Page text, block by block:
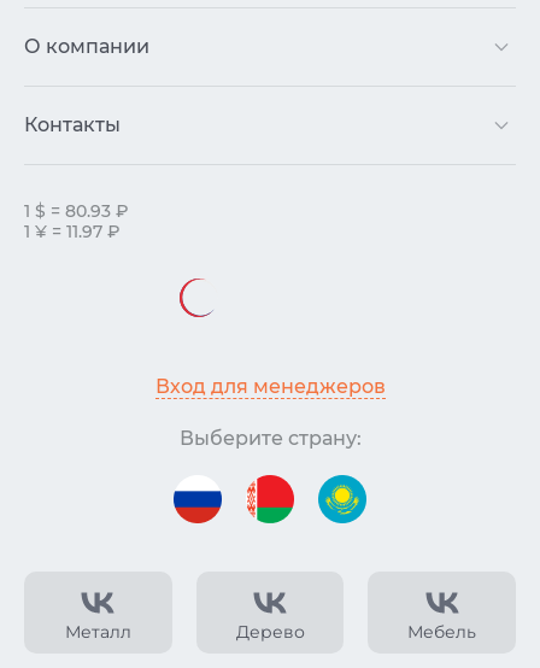
Металл Дерево Мебель
О компании
Контакты
1 $ = 80.93 ₽
1 ¥ = 11.97 ₽
Вход для менеджеров
Выберите страну: